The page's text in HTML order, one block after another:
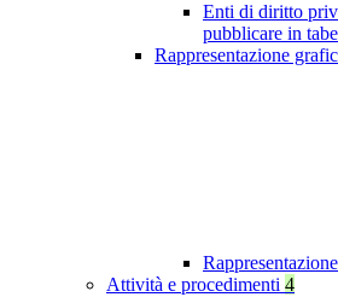
Enti di diritto
pubblicare in
Rappresentazione
Attività e procedimenti 4